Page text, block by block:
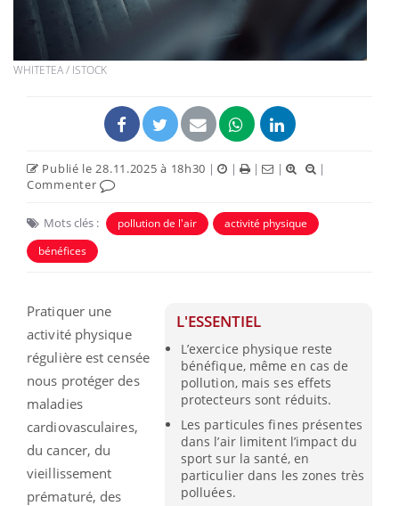
WHITETEA / ISTOCK
Publié le 28.11.2025 à 18h30 | | | |
|
Commenter
Mots clés : pollution de l'air
activité physique
bénéfices
L'ESSENTIEL
L’exercice physique reste
bénéfique, même en cas de
pollution, mais ses effets
protecteurs sont réduits.
Les particules fines présentes
dans l’air limitent l’impact du
sport sur la santé, en
particulier dans les zones très
polluées.
Pratiquer une
activité physique
régulière est censée
nous protéger des
maladies
cardiovasculaires,
du cancer, du
vieillissement
prématuré, des